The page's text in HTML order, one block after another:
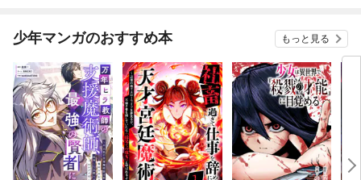
少年マンガのおすすめ本 もっと見る